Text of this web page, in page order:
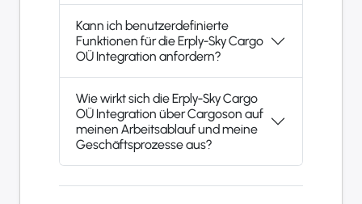
Kann ich benutzerdefinierte
Funktionen für die Erply-Sky Cargo
OÜ Integration anfordern?
Wie wirkt sich die Erply-Sky Cargo
OÜ Integration über Cargoson auf
meinen Arbeitsablauf und meine
Geschäftsprozesse aus?